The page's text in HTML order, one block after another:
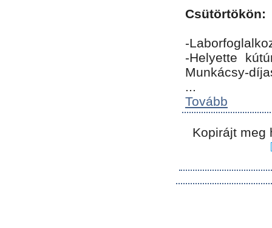
Csütörtökön:
-
-Helyette
Munkácsy-
...
Tovább
Kopirájt meg